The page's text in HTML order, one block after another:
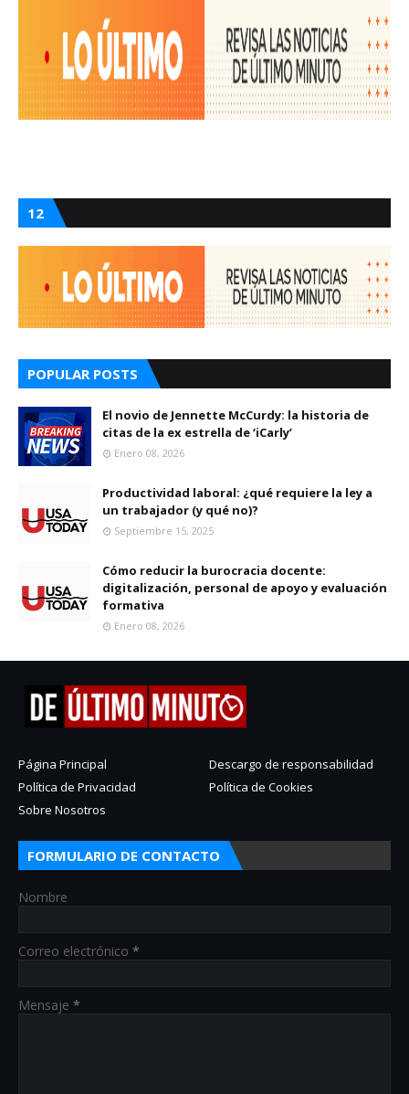
12
POPULAR POSTS
El novio de Jennette McCurdy: la historia de
citas de la ex estrella de ‘iCarly’
Enero 08, 2026
Productividad laboral: ¿qué requiere la ley a
un trabajador (y qué no)?
Septiembre 15, 2025
Cómo reducir la burocracia docente:
digitalización, personal de apoyo y evaluación
formativa
Enero 08, 2026
Página Principal
Descargo de responsabilidad
Política de Privacidad
Política de Cookies
Sobre Nosotros
FORMULARIO DE CONTACTO
Nombre
Correo electrónico *
Mensaje *